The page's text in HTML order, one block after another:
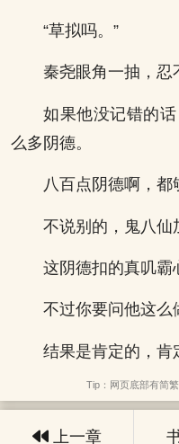
“草拟吗。”
秦尧眼角一抽，忍
如果他没记错的
么多阴德。
八百点阴德啊，都
不说别的，鬼八仙
这阴德扣的真叽霸
不过你要问他这
结果是肯定的，肯
Tip：网页底部有简
上一章